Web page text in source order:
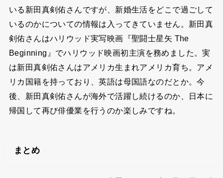
いる新田真剣佑さんですが、新婚生活をどこで過ごして
いるのかについての情報は入ってきていません。新田真
剣佑さんはハリウッド実写映画『聖闘士星矢 The
Beginning』でハリウッド映画初主演を務めました。実
は新田真剣佑さんはアメリカ生まれアメリカ育ち。アメ
リカ国籍を持っており、英語は母国語なのだとか。今
後、新田真剣佑さんが海外で活躍し続けるのか、日本に
帰国して再び俳優業を行うのか楽しみですね。
まとめ